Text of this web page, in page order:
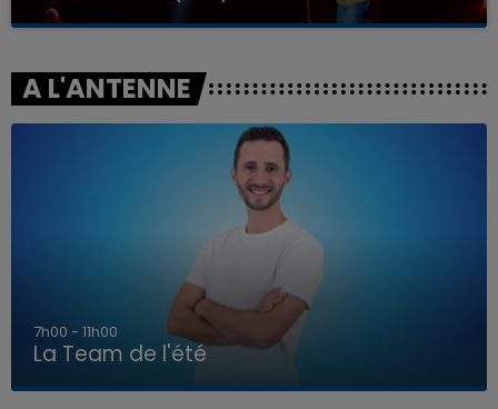
A L'ANTENNE
7h00 - 11h00
La Team de l'été